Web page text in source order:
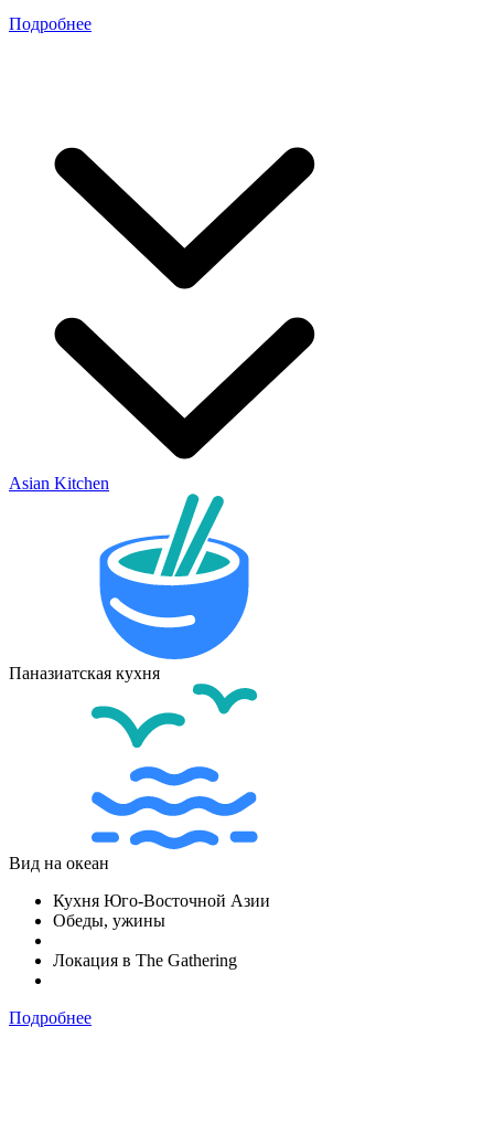
Подробнее
Asian Kitchen
Паназиатская кухня
Вид на океан
Кухня Юго-Восточной Азии
Обеды, ужины
Локация в The Gathering
Подробнее